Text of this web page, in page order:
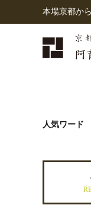
本場京都か
本願寺
人気ワード